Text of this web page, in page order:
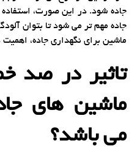
جاده شود. در این صورت،
جاده مهم تر می شود تا بتوان
ماشین برای نگهداری جاده، اهمیت
تاثیر در صد
ماشین های
می باشد؟